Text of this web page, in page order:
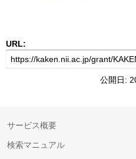
URL:
公開日:
サービス概要
検索マニュアル